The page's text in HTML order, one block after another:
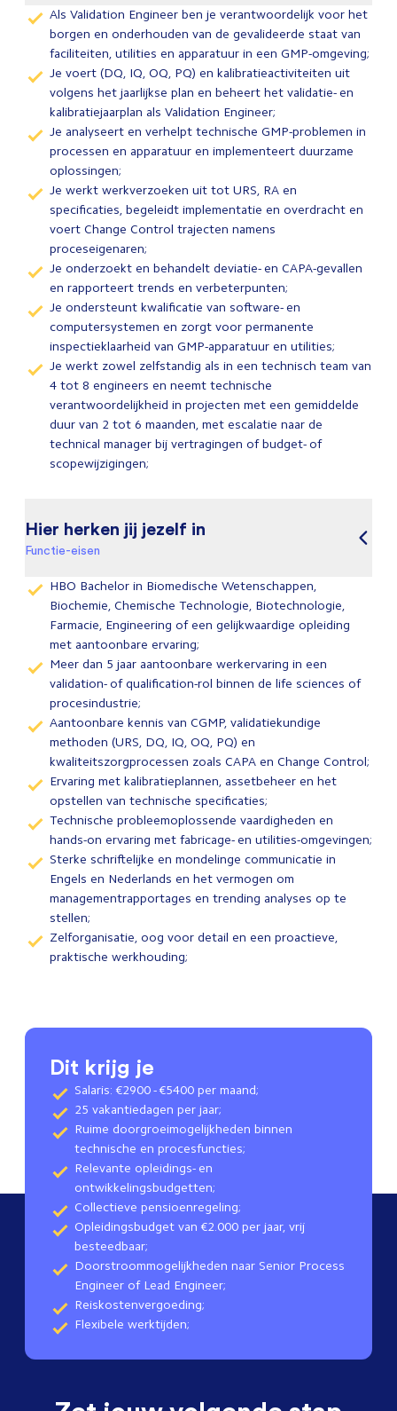
Als Validation Engineer ben je verantwoordelijk voor het
borgen en onderhouden van de gevalideerde staat van
faciliteiten, utilities en apparatuur in een GMP-omgeving;
Je voert (DQ, IQ, OQ, PQ) en kalibratieactiviteiten uit
volgens het jaarlijkse plan en beheert het validatie- en
kalibratiejaarplan als Validation Engineer;
Je analyseert en verhelpt technische GMP-problemen in
processen en apparatuur en implementeert duurzame
oplossingen;
Je werkt werkverzoeken uit tot URS, RA en
specificaties, begeleidt implementatie en overdracht en
voert Change Control trajecten namens
proceseigenaren;
Je onderzoekt en behandelt deviatie- en CAPA-gevallen
en rapporteert trends en verbeterpunten;
Je ondersteunt kwalificatie van software- en
computersystemen en zorgt voor permanente
inspectieklaarheid van GMP-apparatuur en utilities;
Je werkt zowel zelfstandig als in een technisch team van
4 tot 8 engineers en neemt technische
verantwoordelijkheid in projecten met een gemiddelde
duur van 2 tot 6 maanden, met escalatie naar de
technical manager bij vertragingen of budget- of
scopewijzigingen;
Hier herken jij jezelf in
Functie-eisen
HBO Bachelor in Biomedische Wetenschappen,
Biochemie, Chemische Technologie, Biotechnologie,
Farmacie, Engineering of een gelijkwaardige opleiding
met aantoonbare ervaring;
Meer dan 5 jaar aantoonbare werkervaring in een
validation- of qualification-rol binnen de life sciences of
procesindustrie;
Aantoonbare kennis van CGMP, validatiekundige
methoden (URS, DQ, IQ, OQ, PQ) en
kwaliteitszorgprocessen zoals CAPA en Change Control;
Ervaring met kalibratieplannen, assetbeheer en het
opstellen van technische specificaties;
Technische probleemoplossende vaardigheden en
hands-on ervaring met fabricage- en utilities-omgevingen;
Sterke schriftelijke en mondelinge communicatie in
Engels en Nederlands en het vermogen om
managementrapportages en trending analyses op te
stellen;
Zelforganisatie, oog voor detail en een proactieve,
praktische werkhouding;
Dit krijg je
Salaris: €2900 - €5400 per maand;
25 vakantiedagen per jaar;
Ruime doorgroeimogelijkheden binnen
technische en procesfuncties;
Relevante opleidings- en
ontwikkelingsbudgetten;
Collectieve pensioenregeling;
Opleidingsbudget van €2.000 per jaar, vrij
besteedbaar;
Doorstroommogelijkheden naar Senior Process
Engineer of Lead Engineer;
Reiskostenvergoeding;
Flexibele werktijden;